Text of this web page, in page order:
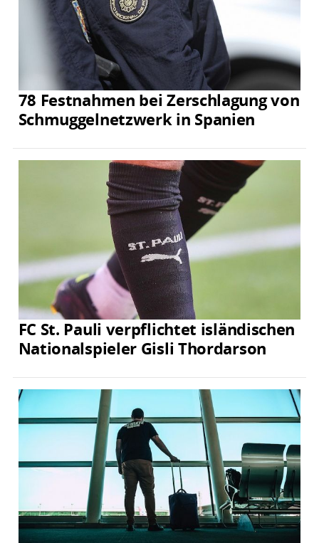
78 Festnahmen bei Zerschlagung von
Schmuggelnetzwerk in Spanien
FC St. Pauli verpflichtet isländischen
Nationalspieler Gisli Thordarson